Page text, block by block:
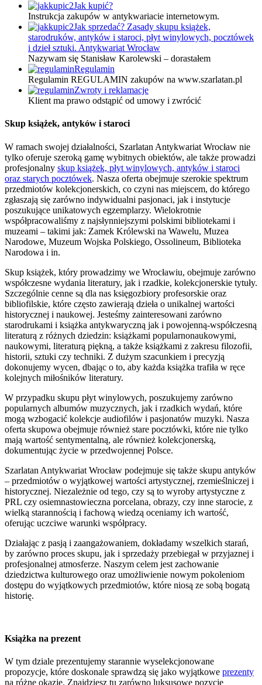
Jak kupić?
Instrukcja zakupów w antykwariacie internetowym.
Jak sprzedać? Zasady skupu książek,
starodruków, antyków i staroci, płyt winylowych, pocztówek
i dzieł sztuki. Antykwariat Wrocław
Nazywam się Stanisław Karolewski – dorastałem
Regulamin
Regulamin REGULAMIN zakupów na www.szarlatan.pl
Zwroty i reklamacje
Klient ma prawo odstąpić od umowy i zwrócić
Skup książek, antyków i staroci
W ramach swojej działalności, Szarlatan Antykwariat Wrocław nie
tylko oferuje szeroką gamę wybitnych obiektów, ale także prowadzi
profesjonalny skup książek, płyt winylowych, antyków i staroci
oraz starych pocztówek. Nasza oferta obejmuje szerokie spektrum
przedmiotów kolekcjonerskich, co czyni nas miejscem, do którego
zgłaszają się zarówno indywidualni pasjonaci, jak i instytucje
poszukujące unikatowych egzemplarzy. Wielokrotnie
współpracowaliśmy z najsłynniejszymi polskimi bibliotekami i
muzeami – takimi jak: Zamek Królewski na Wawelu, Muzea
Narodowe, Muzeum Wojska Polskiego, Ossolineum, Biblioteka
Narodowa i in.
Skup książek, który prowadzimy we Wrocławiu, obejmuje zarówno
współczesne wydania literatury, jak i rzadkie, kolekcjonerskie tytuły.
Szczególnie cenne są dla nas księgozbiory profesorskie oraz
bibliofilskie, które często zawierają dzieła o unikalnej wartości
historycznej i naukowej. Jesteśmy zainteresowani zarówno
starodrukami i książka antykwaryczną jak i powojenną-współczesną
literaturą z różnych dziedzin: książkami popularnonaukowymi,
naukowymi, literaturą piękną, a także książkami z zakresu filozofii,
historii, sztuki czy techniki. Z dużym szacunkiem i precyzją
dokonujemy wycen, dbając o to, aby każda książka trafiła w ręce
kolejnych miłośników literatury.
W przypadku skupu płyt winylowych, poszukujemy zarówno
popularnych albumów muzycznych, jak i rzadkich wydań, które
mogą wzbogacić kolekcje audiofilów i pasjonatów muzyki. Nasza
oferta skupowa obejmuje również stare pocztówki, które nie tylko
mają wartość sentymentalną, ale również kolekcjonerską,
dokumentując życie w przedwojennej Polsce.
Szarlatan Antykwariat Wrocław podejmuje się także skupu antyków
– przedmiotów o wyjątkowej wartości artystycznej, rzemieślniczej i
historycznej. Niezależnie od tego, czy są to wyroby artystyczne z
PRL czy osiemnastowieczna porcelana, obrazy, czy inne starocie, z
wielką starannością i fachową wiedzą oceniamy ich wartość,
oferując uczciwe warunki współpracy.
Działając z pasją i zaangażowaniem, dokładamy wszelkich starań,
by zarówno proces skupu, jak i sprzedaży przebiegał w przyjaznej i
profesjonalnej atmosferze. Naszym celem jest zachowanie
dziedzictwa kulturowego oraz umożliwienie nowym pokoleniom
dostępu do wyjątkowych przedmiotów, które niosą ze sobą bogatą
historię.
Książka na prezent
W tym dziale prezentujemy starannie wyselekcjonowane
propozycje, które doskonale sprawdzą się jako wyjątkowe prezenty
na różne okazje. Znajdziesz tu zarówno luksusowe pozycje